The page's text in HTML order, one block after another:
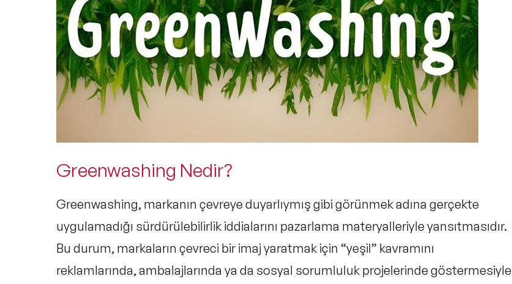
Greenwashing Nedir?
Greenwashing, markanın çevreye duyarlıymış gibi görünmek adına gerçekte
uygulamadığı sürdürülebilirlik iddialarını pazarlama materyalleriyle yansıtmasıdır.
Bu durum, markaların çevreci bir imaj yaratmak için “yeşil” kavramını
reklamlarında, ambalajlarında ya da sosyal sorumluluk projelerinde göstermesiyle